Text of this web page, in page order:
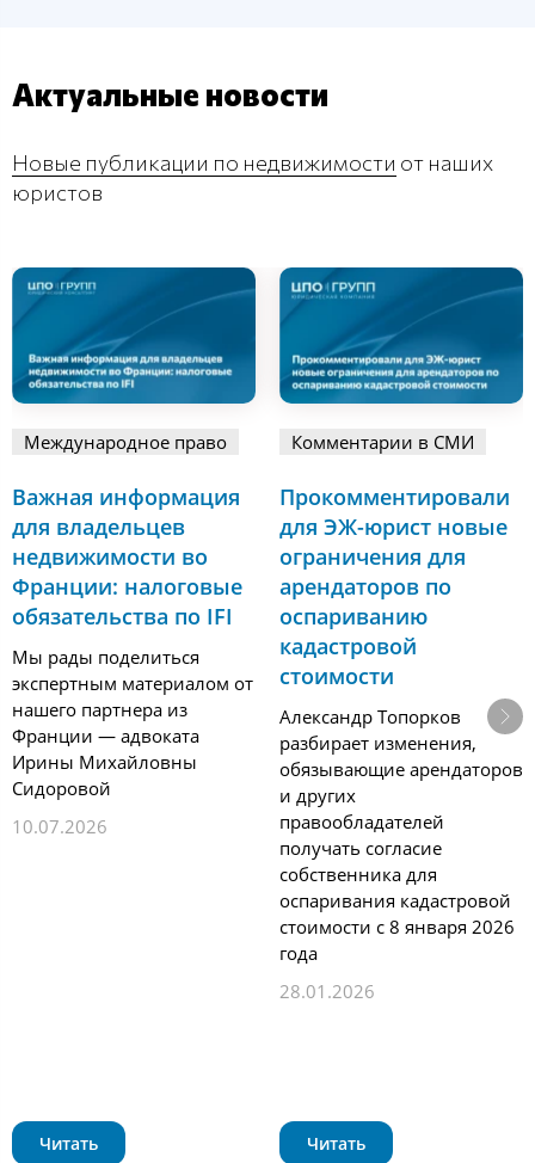
Актуальные новости
Новые публикации по недвижимости от наших
юристов
Международное право
Важная информация
для владельцев
недвижимости во
Франции: налоговые
обязательства по IFI
Мы рады поделиться
экспертным материалом от
нашего партнера из
Франции — адвоката
Ирины Михайловны
Сидоровой
10.07.2026
Читать
Комментарии в СМИ
Прокомментировали
для ЭЖ-юрист новые
ограничения для
арендаторов по
оспариванию
кадастровой
стоимости
Александр Топорков
разбирает изменения,
обязывающие арендаторов
и других
правообладателей
получать согласие
собственника для
оспаривания кадастровой
стоимости с 8 января 2026
года
28.01.2026
Читать